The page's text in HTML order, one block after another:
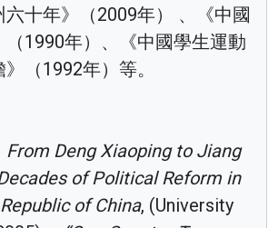
十年》（2009年） 、《中國
（1990年）、《中國學生運動
（1992年）等。
From Deng Xiaoping to Jiang
of Political Reform in
of China, (University